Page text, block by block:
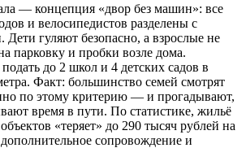
— концепция «двор без машин»: все
и велосипедистов разделены с
Дети гуляют безопасно, а взрослые не
парковку и пробки возле дома.
до 2 школ и 4 детских садов в
Факт: большинство семей смотрят
по этому критерию — и прогадывают,
время в пути. По статистике, жильё
«теряет» до 290 тысяч рублей на
дополнительное сопровождение и